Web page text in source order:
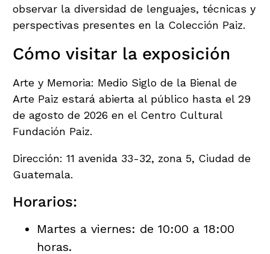
observar la diversidad de lenguajes, técnicas y
perspectivas presentes en la Colección Paiz.
Cómo visitar la exposición
Arte y Memoria: Medio Siglo de la Bienal de
Arte Paiz estará abierta al público hasta el 29
de agosto de 2026 en el Centro Cultural
Fundación Paiz.
Dirección: 11 avenida 33-32, zona 5, Ciudad de
Guatemala.
Horarios:
Martes a viernes: de 10:00 a 18:00
horas.